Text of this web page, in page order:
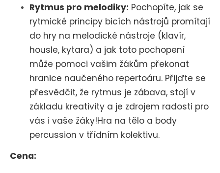
Rytmus pro melodiky: Pochopíte, jak se
rytmické principy bicích nástrojů promítají
do hry na melodické nástroje (klavír,
housle, kytara) a jak toto pochopení
může pomoci vašim žákům překonat
hranice naučeného repertoáru. Přijďte se
přesvědčit, že rytmus je zábava, stojí v
základu kreativity a je zdrojem radosti pro
vás i vaše žáky!Hra na tělo a body
percussion v třídním kolektivu.
Cena: